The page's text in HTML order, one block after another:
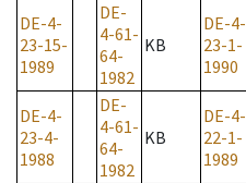
DE-4-
23-15-
1989
DE-
4-61-
64-
1982
KB
DE-4-
23-1-
1990
DE-4-
23-4-
1988
DE-
4-61-
64-
1982
KB
DE-4-
22-1-
1989